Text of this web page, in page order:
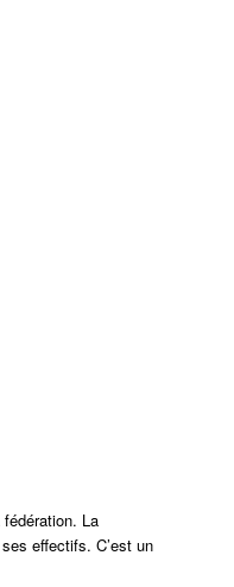
La
effectifs. C’est un